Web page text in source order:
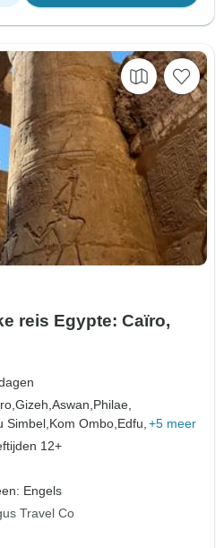
reis Egypte: Caïro,
Gizeh,Aswan, Philae,
Simbel, Kom Ombo, Edfu, +5 meer
12+
Engels
Travel Co